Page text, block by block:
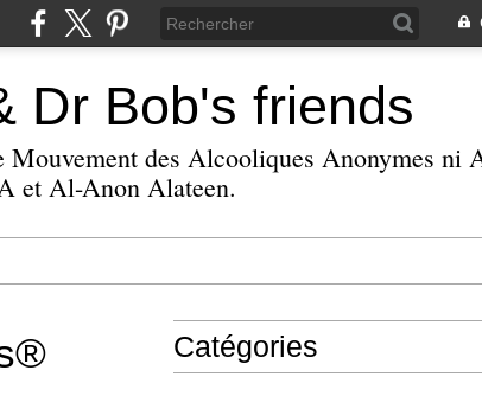
Dr Bob's friends
Mouvement des Alcooliques Anonymes ni
et Al-Anon Alateen.
Catégories